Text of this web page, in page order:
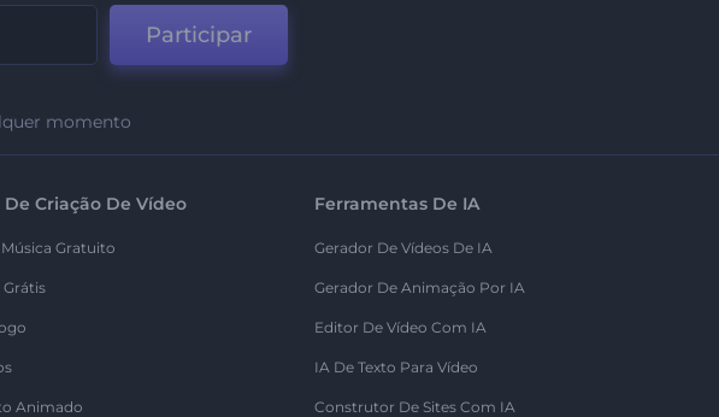
Participar
momento
Criação De Vídeo
Gratuito
Animado
Ferramentas De IA
Gerador De Vídeos De IA
Gerador De Animação Por IA
Editor De Vídeo Com IA
IA De Texto Para Vídeo
Construtor De Sites Com IA